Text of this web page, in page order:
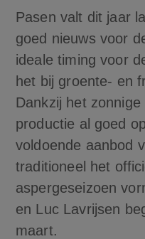
Pasen valt dit jaar
goed nieuws voor
ideale timing voor
het bij groente- en
Dankzij het
productie al goed
voldoende aanbod
traditioneel het
aspergeseizoen
en Luc Lavrijsen
maart.